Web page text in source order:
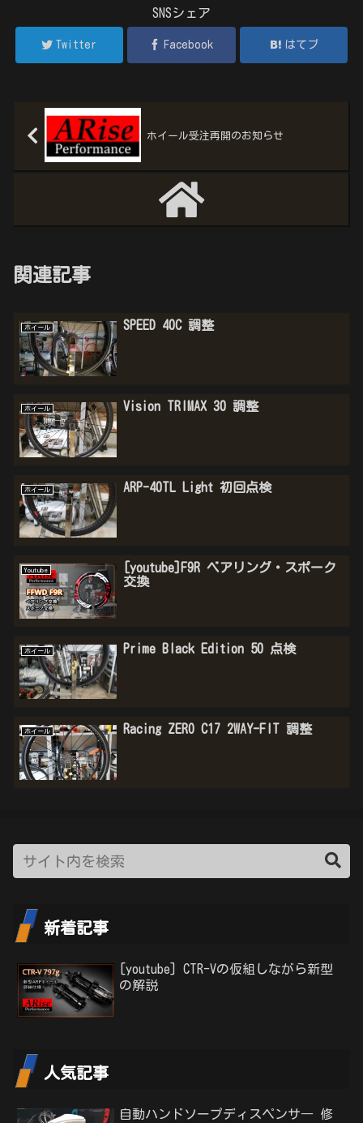
SNSシェア
Twitter Facebook はてブ
ホイール受注再開のお知らせ
関連記事
ホイール SPEED 40C 調整
ホイール Vision TRIMAX 30 調整
ホイール ARP-40TL Light 初回点検
Youtube
[youtube]F9R ベアリング・スポーク
交換
ホイール Prime Black Edition 50 点検
ホイール Racing ZERO C17 2WAY-FIT 調整
新着記事
[youtube] CTR-Vの仮組しながら新型
の解説
人気記事
自動ハンドソープディスペンサ― 修